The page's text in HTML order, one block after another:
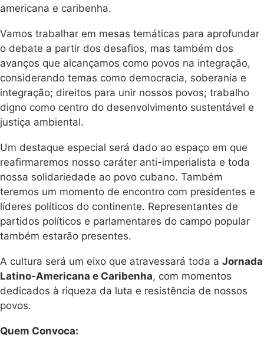
americana e caribenha.
Vamos trabalhar em mesas temáticas para aprofundar
o debate a partir dos desafios, mas também dos
avanços que alcançamos como povos na integração,
considerando temas como democracia, soberania e
integração; direitos para unir nossos povos; trabalho
digno como centro do desenvolvimento sustentável e
justiça ambiental.
Um destaque especial será dado ao espaço em que
reafirmaremos nosso caráter anti-imperialista e toda
nossa solidariedade ao povo cubano. Também
teremos um momento de encontro com presidentes e
líderes políticos do continente. Representantes de
partidos políticos e parlamentares do campo popular
também estarão presentes.
A cultura será um eixo que atravessará toda a Jornada
Latino-Americana e Caribenha, com momentos
dedicados à riqueza da luta e resistência de nossos
povos.
Quem Convoca: